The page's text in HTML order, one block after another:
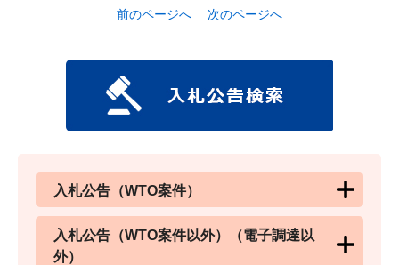
前のページへ 次のページへ
入札公告（WTO案件）
入札公告（WTO案件以外）（電子調達以
外）